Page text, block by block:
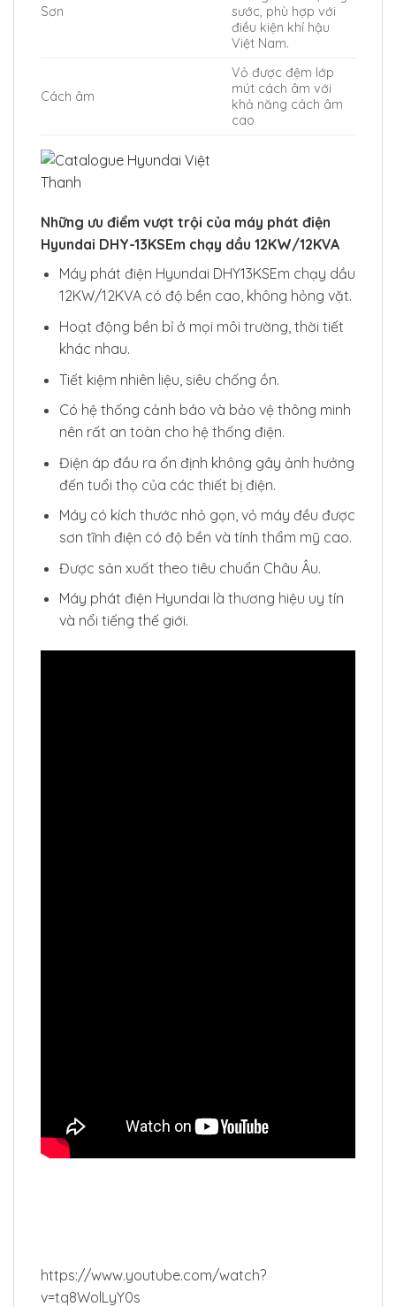
Sơn
sước, phù hợp với
điều kiện khí hậu
Việt Nam.
Cách âm
Vỏ được đệm lớp
mút cách âm với
khả năng cách âm
cao
Những ưu điểm vượt trội của máy phát điện
Hyundai DHY-13KSEm chạy dầu 12KW/12KVA
Máy phát điện Hyundai DHY13KSEm chạy dầu
12KW/12KVA có độ bền cao, không hỏng vặt.
Hoạt động bền bỉ ở mọi môi trường, thời tiết
khác nhau.
Tiết kiệm nhiên liệu, siêu chống ồn.
Có hệ thống cảnh báo và bảo vệ thông minh
nên rất an toàn cho hệ thống điện.
Điện áp đầu ra ổn định không gây ảnh hưởng
đến tuổi thọ của các thiết bị điện.
Máy có kích thước nhỏ gọn, vỏ máy đều được
sơn tĩnh điện có độ bền và tính thẩm mỹ cao.
Được sản xuất theo tiêu chuẩn Châu Âu.
Máy phát điện Hyundai là thương hiệu uy tín
và nổi tiếng thế giới.
https://www.youtube.com/watch?
v=tq8WolLyY0s